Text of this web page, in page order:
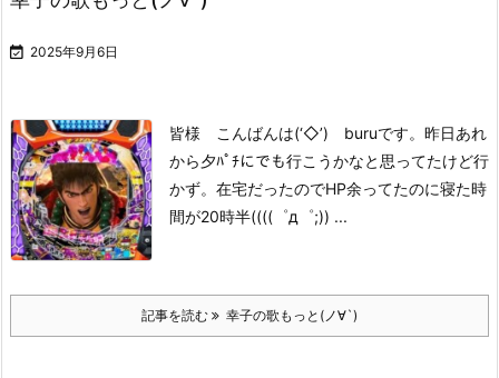
 2025年9月6日
皆様 こんばんは(‘◇’)ゞburuです。 昨日あれ
から夕ﾊﾟﾁにでも行こうかなと思ってたけど行
かず。 在宅だったのでHP余ってたのに寝た時
間が20時半((((゜д゜;)) ...
記事を読む 幸子の歌もっと(ノ∀`)